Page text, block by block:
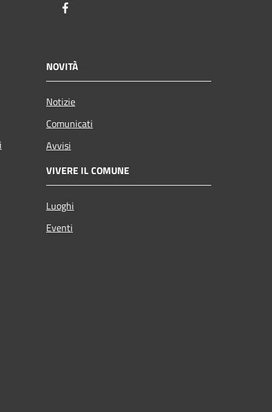
NOVITÀ
Notizie
Comunicati
Avvisi
VIVERE IL COMUNE
Luoghi
Eventi